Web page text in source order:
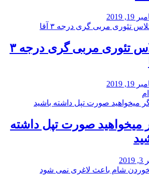
2019
کلاس تئوری مربی گری درجه ۳
2019
میخواهید صورت تپل داشته